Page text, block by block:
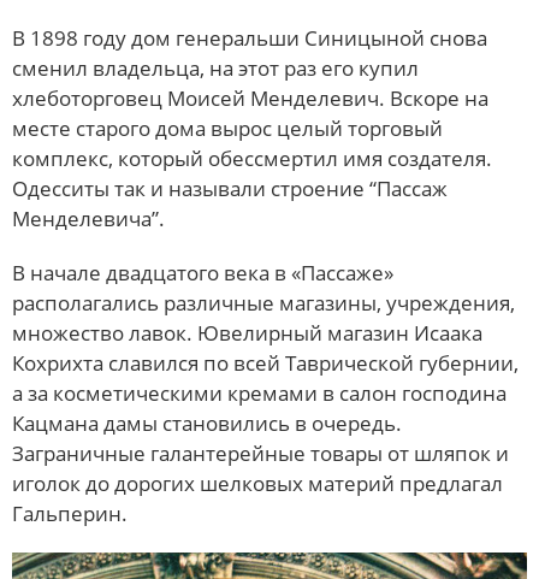
В 1898 году дом генеральши Синицыной снова
сменил владельца, на этот раз его купил
хлеботорговец Моисей Менделевич. Вскоре на
месте старого дома вырос целый торговый
комплекс, который обессмертил имя создателя.
Одесситы так и называли строение “Пассаж
Менделевича”.
В начале двадцатого века в «Пассаже»
располагались различные магазины, учреждения,
множество лавок. Ювелирный магазин Исаака
Кохрихта славился по всей Таврической губернии,
а за косметическими кремами в салон господина
Кацмана дамы становились в очередь.
Заграничные галантерейные товары от шляпок и
иголок до дорогих шелковых материй предлагал
Гальперин.